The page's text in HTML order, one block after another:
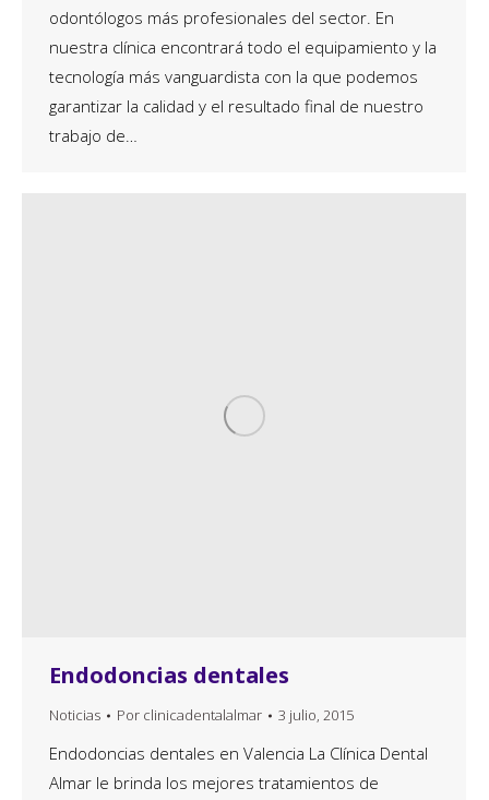
odontólogos más profesionales del sector. En
nuestra clínica encontrará todo el equipamiento y la
tecnología más vanguardista con la que podemos
garantizar la calidad y el resultado final de nuestro
trabajo de…
Endodoncias dentales
Noticias Por clinicadentalalmar 3 julio, 2015
Endodoncias dentales en Valencia La Clínica Dental
Almar le brinda los mejores tratamientos de